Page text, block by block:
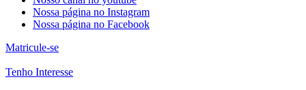
Nossa página no Instagram
Nossa página no Facebook
Matricule-se
Tenho Interesse